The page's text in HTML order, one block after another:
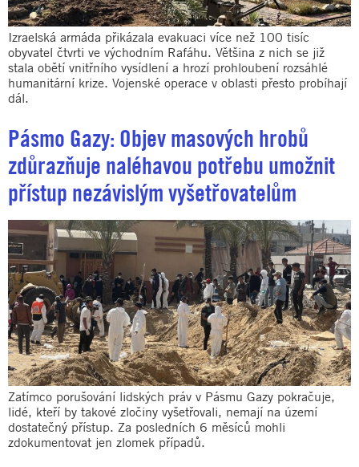
Izraelská armáda přikázala evakuaci více než 100 tisíc
obyvatel čtvrti ve východním Rafáhu. Většina z nich se již
stala obětí vnitřního vysídlení a hrozí prohloubení rozsáhlé
humanitární krize. Vojenské operace v oblasti přesto probíhají
dál.
Pásmo Gazy: Objev masových hrobů
zdůrazňuje naléhavou potřebu umožnit
přístup nezávislým vyšetřovatelům
Zatímco porušování lidských práv v Pásmu Gazy pokračuje,
lidé, kteří by takové zločiny vyšetřovali, nemají na území
dostatečný přístup. Za posledních 6 měsíců mohli
zdokumentovat jen zlomek případů.